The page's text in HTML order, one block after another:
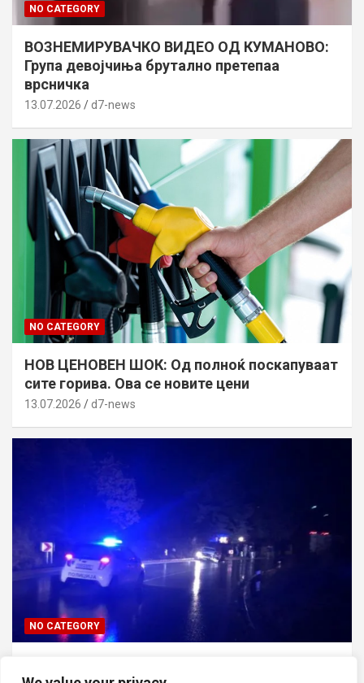
NO CATEGORY
ВОЗНЕМИРУВАЧКО ВИДЕО ОД КУМАНОВО:
Група девојчиња брутално претепаа
врсничка
13.07.2026 d7-news
NO CATEGORY
НОВ ЦЕНОВЕН ШОК: Од полноќ поскапуваат
сите горива. Ова се новите цени
13.07.2026 d7-news
NO CATEGORY